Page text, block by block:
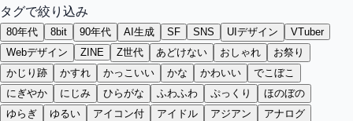
タグで絞り込み
80年代 8bit 90年代 AI生成 SF SNS UIデザイン
VTuber
Webデザイン
ZINE Z世代 あどけない おしゃれ
お祭り
かじり跡
かすれ かっこいい かな かわいい
でこぼこ
にぎやか
にじみ ひらがな ふわふわ ぷっくり
ほのぼの
ゆらぎ
ゆるい アイコン付 アイドル アジアン
アナログ